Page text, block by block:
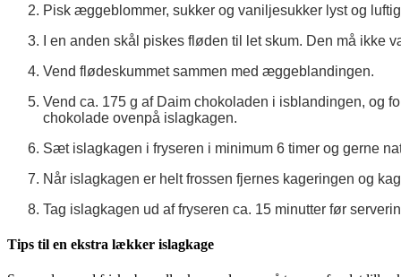
Pisk æggeblommer, sukker og vaniljesukker lyst og
I en anden skål piskes fløden til let skum. Den må ikke
Vend flødeskummet sammen med æggeblandingen.
Vend ca. 175 g af Daim chokoladen i isblandingen, og
chokolade ovenpå islagkagen.
Sæt islagkagen i fryseren i minimum 6 timer og gerne
Når islagkagen er helt frossen fjernes kageringen og
Tag islagkagen ud af fryseren ca. 15 minutter før
Tips til en ekstra lækker islagkage